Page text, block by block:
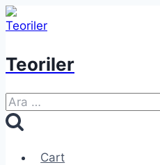
Skip
to
Teoriler
Arama:
Cart